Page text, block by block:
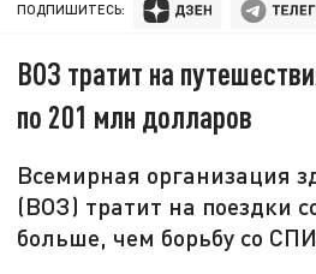
ПОДПИШИТЕСЬ:
ВОЗ тратит на
по 201 млн долларов
Всемирная организация
(ВОЗ) тратит на поездки
больше, чем борьбу со